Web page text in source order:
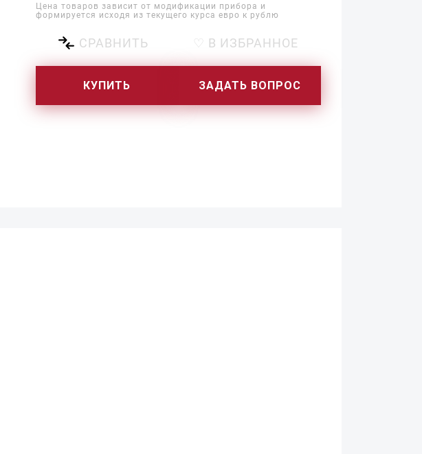
Цена товаров зависит от модификации прибора и
формируется исходя из текущего курса евро к рублю
СРАВНИТЬ ♡ В ИЗБРАННОЕ
КУПИТЬ ЗАДАТЬ ВОПРОС